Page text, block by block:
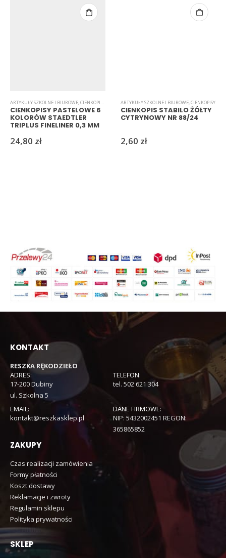
ARTYKUŁY SZKOLNE I BIUROWE,CIENKOPISY PASTELOWE
CIENKOPISY PASTELOWE 6
KOLORÓW STAEDTLER
TRIPLUS FINELINER 0,3 MM
24,80 zł
ARTYKUŁY SZKOLNE I BIUROWE,CIENKOPISY
CIENKOPIS STABILO ŻÓŁTY
CYTRYNOWY NR 88/24
2,60 zł
KONTAKT
RESZKA RĘKODZIEŁO
ADRES:
17-200 Dubiny
ul. Szkolna 5
TELEFON:
tel. 502 621 304
EMAIL:
kontakt@reszkasklep.pl
DANE FIRMOWE:
NIP: 5432002451 REGON:
365865852
ZAKUPY
Czas realizacji zamówienia
Formy płatności
Koszt dostawy
Reklamacje i zwroty
Regulamin sklepu
Polityka prywatności
SKLEP